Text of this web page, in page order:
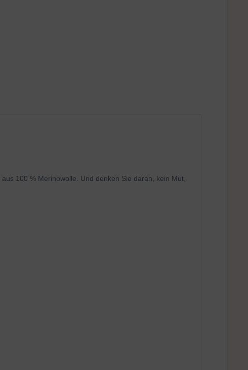
aus 100 % Merinowolle. Und denken Sie daran, kein Mut,